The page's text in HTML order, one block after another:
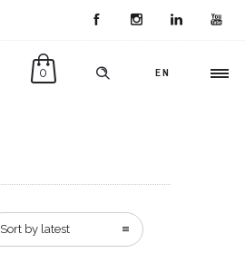
EN
0
Sort by latest